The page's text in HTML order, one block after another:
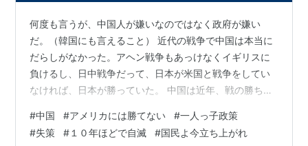
何度も言うが、中国人が嫌いなのではなく政府が嫌い
だ。（韓国にも言えること） 近代の戦争で中国は本当に
だらしがなかった。アヘン戦争もあっけなくイギリスに
負けるし、日中戦争だって、日本が米国と戦争をしてい
なければ、日本が勝っていた。 中国は近年、戦の勝ち方
ている。恐ろしくて震えてしまう。軍事情報は機密なた
め、米国の戦力の恐ろしさをしらない。かわいそうな中
#中国 #アメリカには勝てない #一人っ子政策
#失策 # １０年ほどで自滅 #国民よ今立ち上がれ